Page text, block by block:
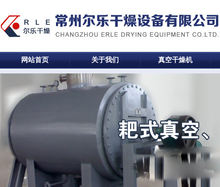
网站首页 关于我们 真空干燥机